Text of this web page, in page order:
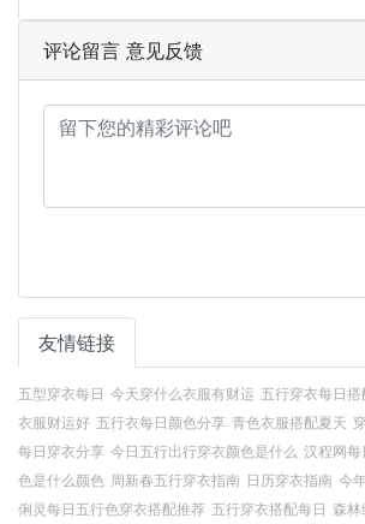
评论留言 意见反馈
友情链接
五型穿衣每日 今天穿什么衣服有财运 五行穿衣每日搭
衣服财运好 五行衣每日颜色分享 青色衣服搭配夏天
每日穿衣分享 今日五行出行穿衣颜色是什么 汉程网每
色是什么颜色 周新春五行穿衣指南 日历穿衣指南 今
俐灵每日五行色穿衣搭配推荐 五行穿衣搭配每日 森林